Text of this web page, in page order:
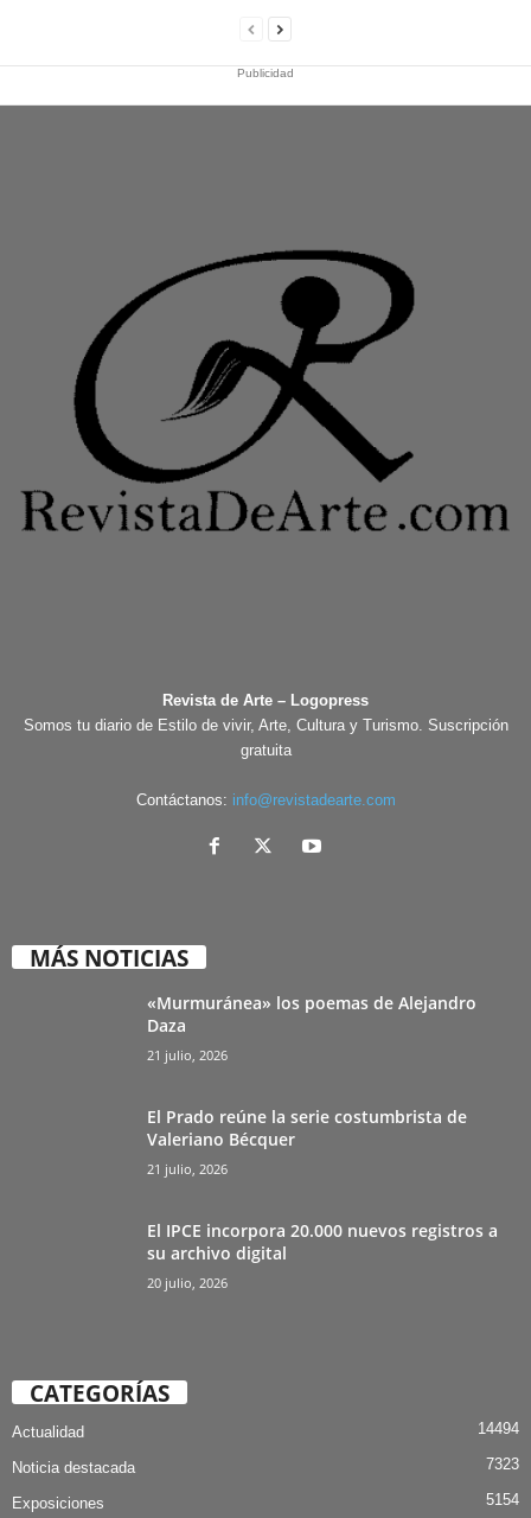
Publicidad
Revista de Arte – Logopress
Somos tu diario de Estilo de vivir, Arte, Cultura y Turismo. Suscripción
gratuita
Contáctanos: info@revistadearte.com
MÁS NOTICIAS
«Murmuránea» los poemas de Alejandro
Daza
21 julio, 2026
El Prado reúne la serie costumbrista de
Valeriano Bécquer
21 julio, 2026
El IPCE incorpora 20.000 nuevos registros a
su archivo digital
20 julio, 2026
CATEGORÍAS
Actualidad 14494
Noticia destacada 7323
Exposiciones 5154